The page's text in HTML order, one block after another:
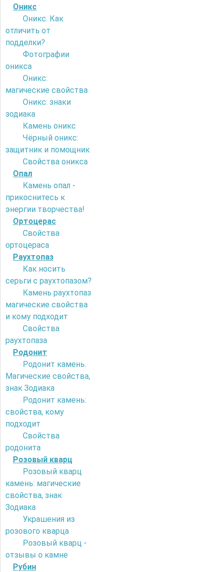
Оникс
Оникс. Как
отличить от
подделки?
Фотографии
оникса
Оникс:
магические свойства
Оникс: знаки
зодиака
Камень оникс
Чёрный оникс:
защитник и помощник
Свойства оникса
Опал
Камень опал -
прикоснитесь к
энергии творчества!
Ортоцерас
Свойства
ортоцераса
Раухтопаз
Как носить
серьги с раухтопазом?
Камень раухтопаз
магические свойства
и кому подходит
Свойства
раухтопаза
Родонит
Родонит камень.
Магические свойства,
знак Зодиака
Родонит камень:
свойства, кому
подходит
Свойства
родонита
Розовый кварц
Розовый кварц
камень: магические
свойства, знак
Зодиака
Украшения из
розового кварца
Розовый кварц -
отзывы о камне
Рубин